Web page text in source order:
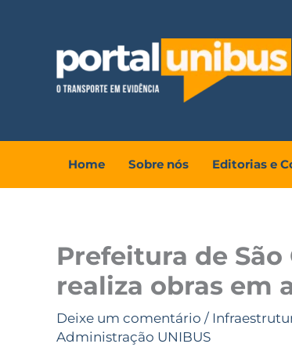
conteúdo
Home Sobre nós Editorias e
Prefeitura de
realiza obras em
Deixe um comentário /
Administração UNIBUS